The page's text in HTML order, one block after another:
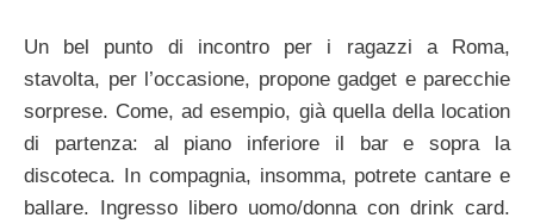
Un bel punto di incontro per i ragazzi a Roma,
stavolta, per l’occasione, propone gadget e parecchie
sorprese. Come, ad esempio, già quella della location
di partenza: al piano inferiore il bar e sopra la
discoteca. In compagnia, insomma, potrete cantare e
ballare. Ingresso libero uomo/donna con drink card.